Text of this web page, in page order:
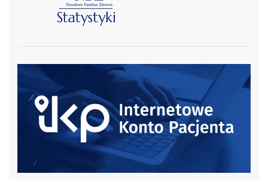
czytaj więcej
czytaj więcej